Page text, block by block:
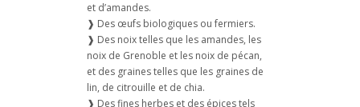
et d’amandes.
❱ Des œufs biologiques ou fermiers.
❱ Des noix telles que les amandes, les
noix de Grenoble et les noix de pécan,
et des graines telles que les graines de
lin, de citrouille et de chia.
❱ Des fines herbes et des épices tels